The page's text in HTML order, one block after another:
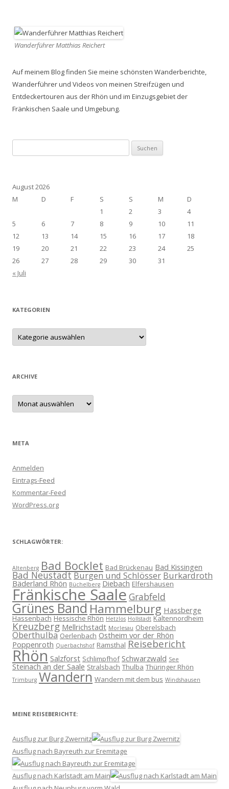
Wanderführer Matthias Reichert
Auf meinem Blog finden Sie meine schönsten Wanderberichte,
Wanderführer und Videos von meinen Streifzügen und
Entdeckertouren aus der Rhön und im Einzugsgebiet der
Fränkischen Saale und Umgebung.
nach:
August 2026
M
D F S S M
D
1
2 3
4
5
6 7 8 9 10
11
12
13 14 15 16 17
18
19
20 21 22 23 24
25
26
27 28 29 30
31
« Juli
KATEGORIEN
Kategorien
ARCHIVE
Archive
META
Anmelden
Eintrags-Feed
Kommentar-Feed
WordPress.org
SCHLAGWÖRTER:
Altenberg Bad Bocklet Bad Brückenau Bad Kissingen
Bad NeustadtBurgen und Schlösser Burkardroth
Bäderland Rhön Büchelberg Diebach Elfershausen
Fränkische Saale Grabfeld
Grünes BandHammelburg Hassberge
Hassenbach Hessische Rhön Hetzlos Hollstadt Kaltennordheim
Kreuzberg Mellrichstadt Morlesau Oberelsbach
Oberthulba Oerlenbach Ostheim vor der Rhön
Poppenroth Querbachshof Ramsthal Reisebericht
Rhön Salzforst Schlimpfhof Schwarzwald See
Steinach an der Saale Stralsbach Thulba Thüringer Rhön
Trimburg Wandern Wandern mit dem bus Windshausen
MEINE REISEBERICHTE:
Ausflug zur Burg Zwernitz
Ausflug nach Bayreuth zur Eremitage
Ausflug nach Karlstadt am Main